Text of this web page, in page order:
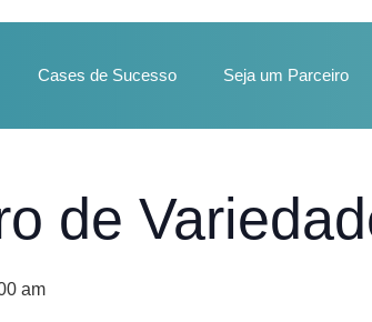
Cases de Sucesso Seja um Parceiro
de
am